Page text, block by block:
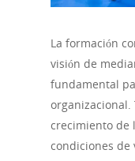
La formación
visión de
fundamental
organizacional.
crecimiento de
condiciones de